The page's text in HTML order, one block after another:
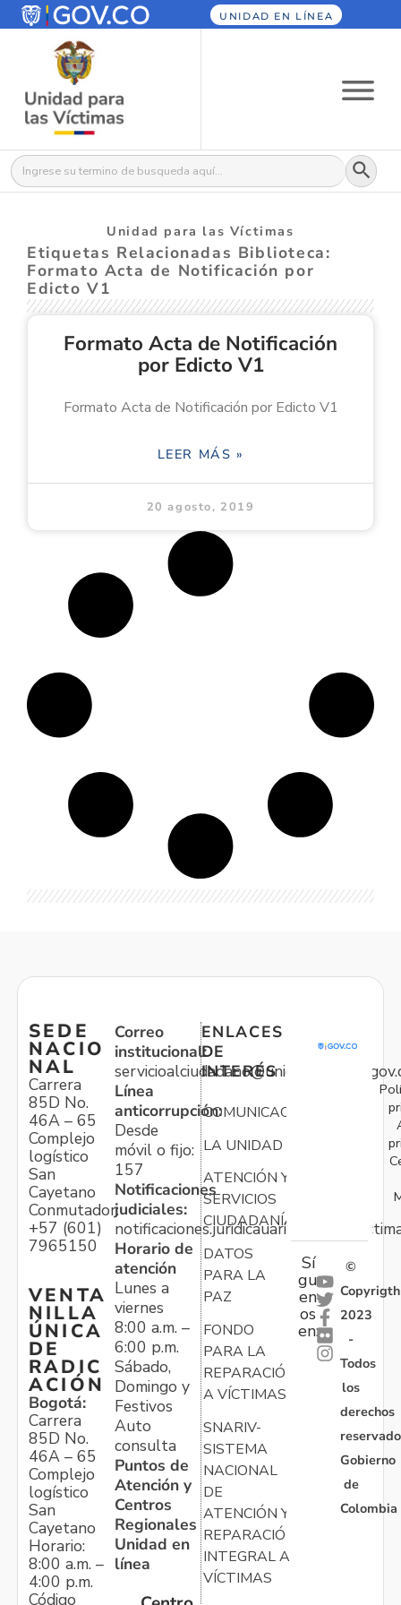
UNIDAD EN LÍNEA
Buscar: Botón
Unidad para las Víctimas
Etiquetas Relacionadas Biblioteca:
Formato Acta de Notificación por
Edicto V1
Formato Acta de Notificación
por Edicto V1
Formato Acta de Notificación por Edicto V1
LEER MÁS »
20 agosto, 2019
SEDE
NACIO
NAL
Carrera
85D No.
46A – 65
Complejo
logístico
San
Cayetano
Conmutador:
+57 (601)
7965150
VENTA
NILLA
ÚNICA
DE
RADIC
ACIÓN
Bogotá:
Carrera
85D No.
46A – 65
Complejo
logístico
San
Cayetano
Horario:
8:00 a.m. –
4:00 p.m.
Código
Correo
institucional:
Línea
anticorrupción:
Desde
móvil o fijo:
157
Notificaciones
judiciales:
Horario de
atención
Lunes a
viernes
8:00 a.m. –
6:00 p.m.
Sábado,
Domingo y
Festivos
Auto
consulta
Puntos de
Atención y
Centros
Regionales
Unidad en
línea
ENLACES
DE
INTERÉS
COMUNICACIONES
LA UNIDAD
ATENCIÓN Y
SERVICIOS
CIUDADANÍA
DATOS
PARA LA
PAZ
FONDO
PARA LA
REPARACIÓN
A VÍCTIMAS
SNARIV-
SISTEMA
NACIONAL
DE
ATENCIÓN Y
REPARACIÓN
INTEGRAL A
VÍCTIMAS
Sí
gu
en
os
en:
©
Copyrigth
2023
-
Todos
los
derechos
Gobierno
de
Colombia